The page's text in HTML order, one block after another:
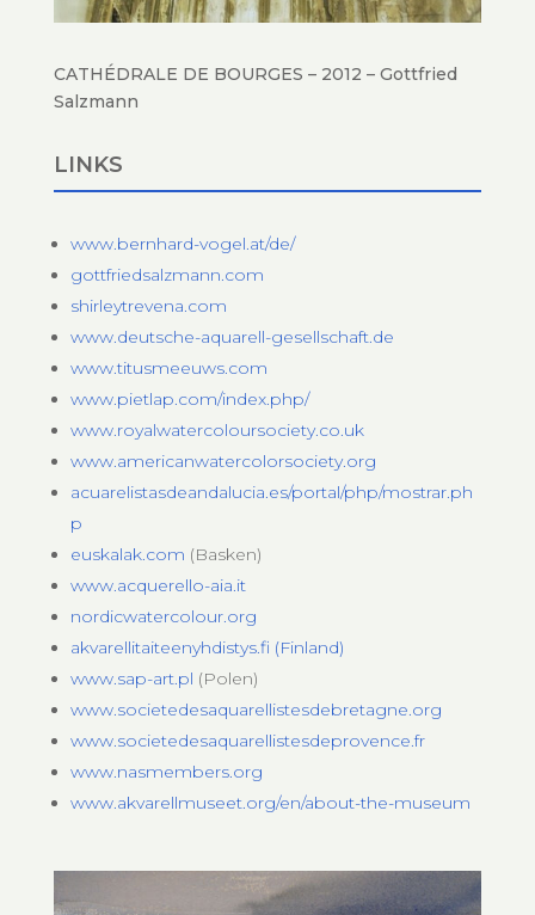
CATHÉDRALE DE BOURGES – 2012 – Gottfried
Salzmann
LINKS
www.bernhard-vogel.at/de/
gottfriedsalzmann.com
shirleytrevena.com
www.deutsche-aquarell-gesellschaft.de
www.titusmeeuws.com
www.pietlap.com/index.php/
www.royalwatercoloursociety.co.uk
www.americanwatercolorsociety.org
acuarelistasdeandalucia.es/portal/php/mostrar.ph
p
euskalak.com (Basken)
www.acquerello-aia.it
nordicwatercolour.org
akvarellitaiteenyhdistys.fi (Finland)
www.sap-art.pl (Polen)
www.societedesaquarellistesdebretagne.org
www.societedesaquarellistesdeprovence.fr
www.nasmembers.org
www.akvarellmuseet.org/en/about-the-museum